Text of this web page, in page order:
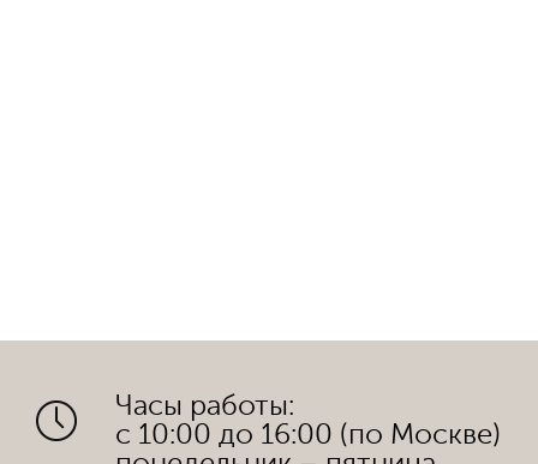
Часы работы:
с 10:00 до 16:00 (по Москве)